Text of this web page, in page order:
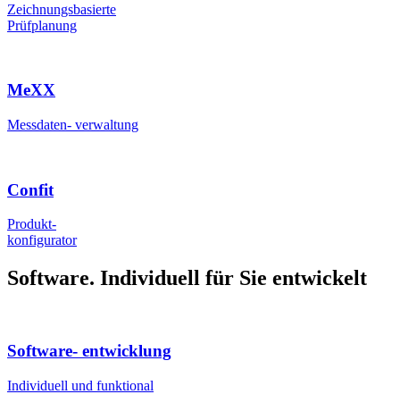
Zeichnungsbasierte
Prüfplanung
MeXX
Messdaten- verwaltung
Confit
Produkt-
konfigurator
Software. Individuell für Sie entwickelt
Software- entwicklung
Individuell und funktional